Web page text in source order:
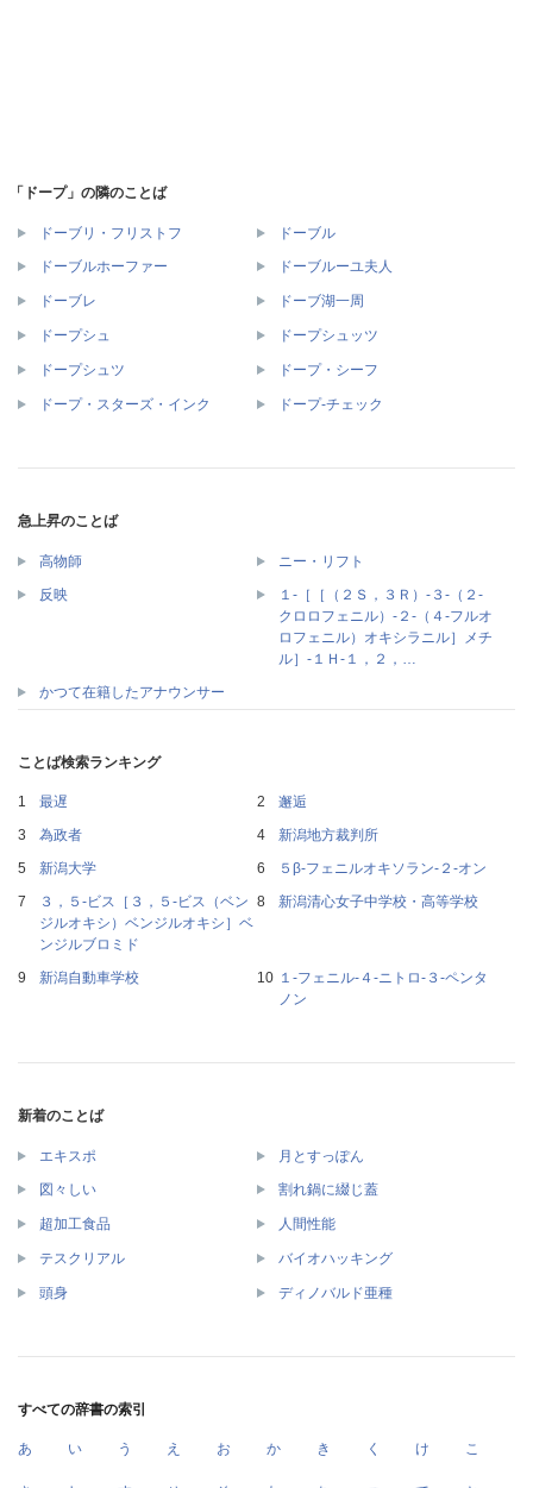
「ドープ」の隣のことば
ドーブリ・フリストフ ドーブル
ドーブルホーファー ドーブルーユ夫人
ドーブレ ドーブ湖一周
ドープシュ ドープシュッツ
ドープシュツ ドープ・シーフ
ドープ・スターズ・インク ドープ‐チェック
急上昇のことば
高物師 ニー・リフト
反映
１‐［［（２Ｓ，３Ｒ）‐３‐（２‐
クロロフェニル）‐２‐（４‐フルオ
ロフェニル）オキシラニル］メチ
ル］‐１Ｈ‐１，２，…
かつて在籍したアナウンサー
ことば検索ランキング
最遅
邂逅
為政者
新潟地方裁判所
新潟大学
５β‐フェニルオキソラン‐２‐オン
３，５‐ビス［３，５‐ビス（ベン
ジルオキシ）ベンジルオキシ］ベ
ンジルブロミド
新潟清心女子中学校・高等学校
新潟自動車学校
１‐フェニル‐４‐ニトロ‐３‐ペンタ
ノン
新着のことば
エキスポ 月とすっぽん
図々しい 割れ鍋に綴じ蓋
超加工食品 人間性能
テスクリアル バイオハッキング
頭身 ディノバルド亜種
すべての辞書の索引
あ い う え お か き く け こ